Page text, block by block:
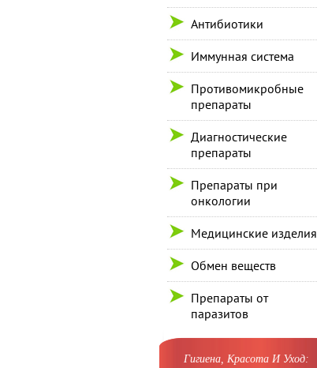
Антибиотики
Иммунная система
Противомикробные
препараты
Диагностические
препараты
Препараты при
онкологии
Медицинские изделия
Обмен веществ
Препараты от
паразитов
Гигиена, Красота И Уход: